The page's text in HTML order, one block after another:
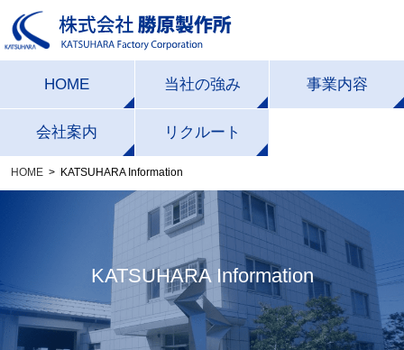
HOME 当社の強み
一貫生産体制
加工技術力
設備一覧
企画デザイン力
品質への取り組み
事業内容
会社案内
会社概要・沿革
経営理念・経営方
ISOの取り組み
リクルート
HOME KATSUHARA Information
KATSUHARA Information